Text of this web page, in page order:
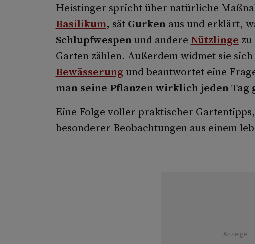
Heistinger spricht über natürliche
Basilikum, sät Gurkenaus und erklärt,
Schlupfwespenund andere Nützlinge
Garten zählen. Außerdem widmet sie
Bewässerung und beantwortet eine
man seine Pflanzen wirklich jeden Tag
Eine Folge voller praktischer
besonderer Beobachtungen aus einem
Anzeige